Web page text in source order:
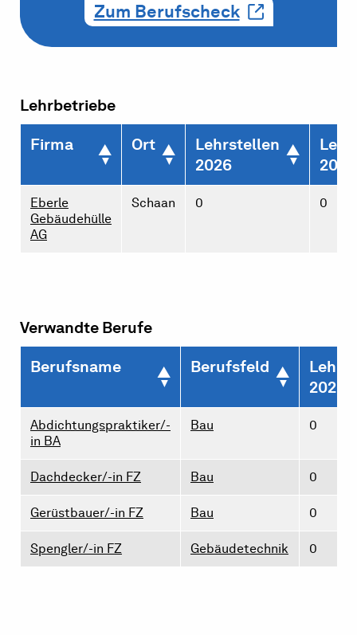
Zum Berufscheck
Lehrbetriebe
Firma Ort
Lehrstellen
2026
2027
Eberle
Gebäudehülle
AG
Schaan 0 0
Verwandte Berufe
Berufsname Berufsfeld
2026
Abdichtungspraktiker/-
in BA
Bau 0
Dachdecker/-in FZ Bau 0
Gerüstbauer/-in FZ Bau 0
Spengler/-in FZ Gebäudetechnik 0